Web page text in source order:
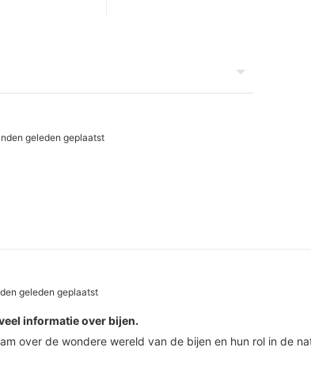
geleden geplaatst
geleden geplaatst
informatie over bijen.
over de wondere wereld van de bijen en hun rol in de